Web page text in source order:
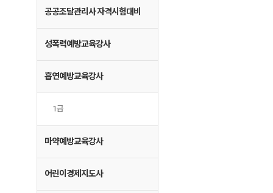
공공조달관리사 자격시험대비
성폭력예방교육강사
흡연예방교육강사
1급
마약예방교육강사
어린이경제지도사